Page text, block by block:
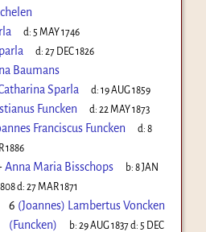
d: 5 MAY 1746
d:27 DEC 1826
Baumans
Sparla d:19 AUG 1859
Funcken d:22 MAY 1873
Franciscus Funcken d:8
1886
Anna Maria Bisschops b:8 JAN
d: 27 MAR 1871
6 (Joannes) Lambertus Voncken
(Funcken)
b:29 AUG 1837d: 5 DEC